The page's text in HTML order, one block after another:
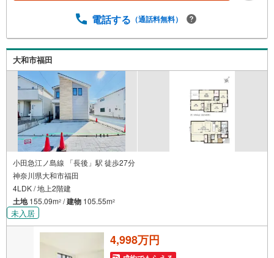
【定年時の住宅ローン残高】【住宅購入者だけが加入でき
ナス】これから多くなる【教育費】住宅を買った後から始
まる【住宅ローン返済】65歳以上から必要になる【老後の
費用負担】住宅探しの【このタイミング】で不安な部分を
明確にしていきませんか？？ --------------
電話する （通話料無料）
大和市福田
小田急江ノ島線 「長後」駅 徒歩27分
神奈川県大和市福田
4LDK / 地上2階建
土地155.09m2 /建物 105.55m2
未入居
4,998万円